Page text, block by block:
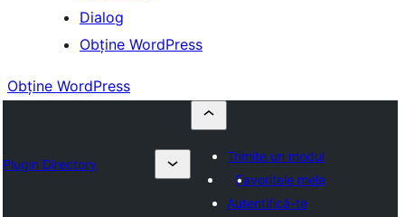
Dialog
Obține WordPress
Obține WordPress
Plugin Directory
Trimite un modul
Favoritele mele
Autentifică-te